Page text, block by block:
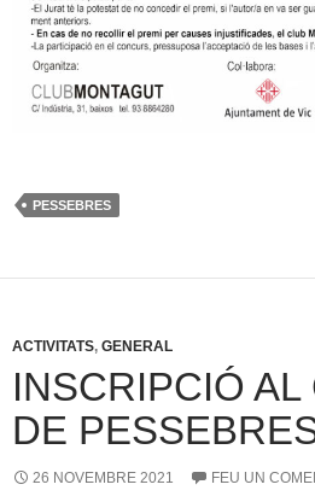
PESSEBRES
ACTIVITATS, GENERAL
INSCRIPCIÓ
DE
26 NOVEMBRE 2021 FEU UN